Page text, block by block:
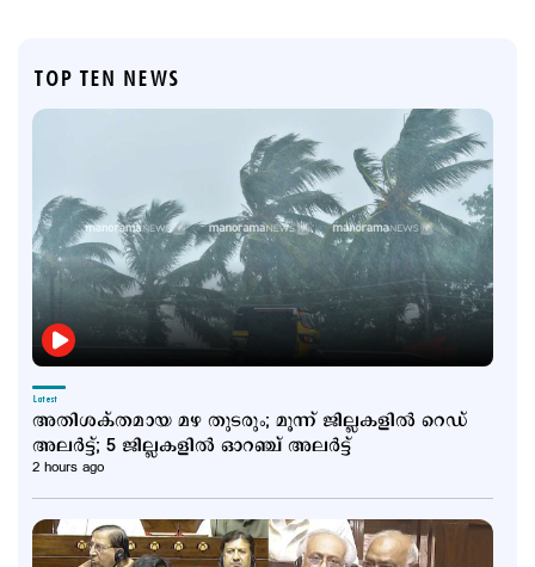
TOP TEN NEWS
Latest
അതിശക്തമായ മഴ തുടരും; മൂന്ന് ജില്ലകളില്‍ റെ‍ഡ്
അലര്‍ട്ട്; 5 ജില്ലകളില്‍ ഓറഞ്ച് അലര്‍ട്ട്
2 hours ago